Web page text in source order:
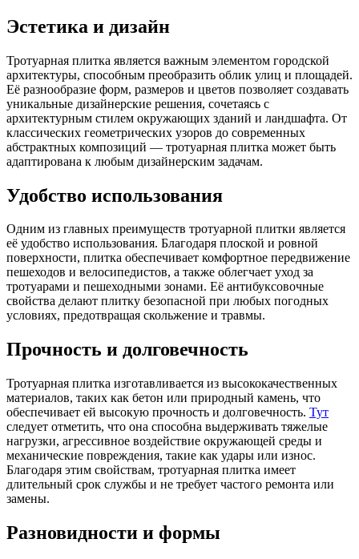
Эстетика и дизайн
Тротуарная плитка является важным элементом городской
архитектуры, способным преобразить облик улиц и площадей.
Её разнообразие форм, размеров и цветов позволяет создавать
уникальные дизайнерские решения, сочетаясь с
архитектурным стилем окружающих зданий и ландшафта. От
классических геометрических узоров до современных
абстрактных композиций — тротуарная плитка может быть
адаптирована к любым дизайнерским задачам.
Удобство использования
Одним из главных преимуществ тротуарной плитки является
её удобство использования. Благодаря плоской и ровной
поверхности, плитка обеспечивает комфортное передвижение
пешеходов и велосипедистов, а также облегчает уход за
тротуарами и пешеходными зонами. Её антибуксовочные
свойства делают плитку безопасной при любых погодных
условиях, предотвращая скольжение и травмы.
Прочность и долговечность
Тротуарная плитка изготавливается из высококачественных
материалов, таких как бетон или природный камень, что
обеспечивает ей высокую прочность и долговечность. Тут
следует отметить, что она способна выдерживать тяжелые
нагрузки, агрессивное воздействие окружающей среды и
механические повреждения, такие как удары или износ.
Благодаря этим свойствам, тротуарная плитка имеет
длительный срок службы и не требует частого ремонта или
замены.
Разновидности и формы